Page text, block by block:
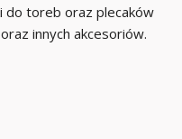
do toreb oraz plecaków
innych akcesoriów.